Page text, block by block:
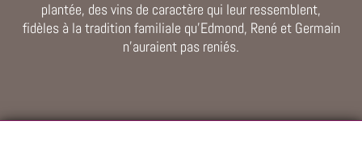
plantée, des vins de caractère qui leur ressemblent,
fidèles à la tradition familiale qu’Edmond, René et Germain
n’auraient pas reniés.